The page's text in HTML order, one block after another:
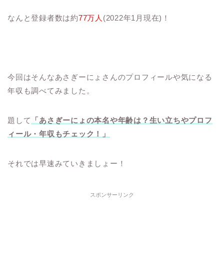
なんと登録者数は約77万人 (2022年1月現在)！
今回はそんなあさぎーにょさんのプロフィールや気になる
年収も調べてみました。
題して
「あさぎーにょの本名や年齢は？生い立ちやプロフ
ィール・年収もチェック！」
それでは早速みていきましょー！
スポンサーリンク